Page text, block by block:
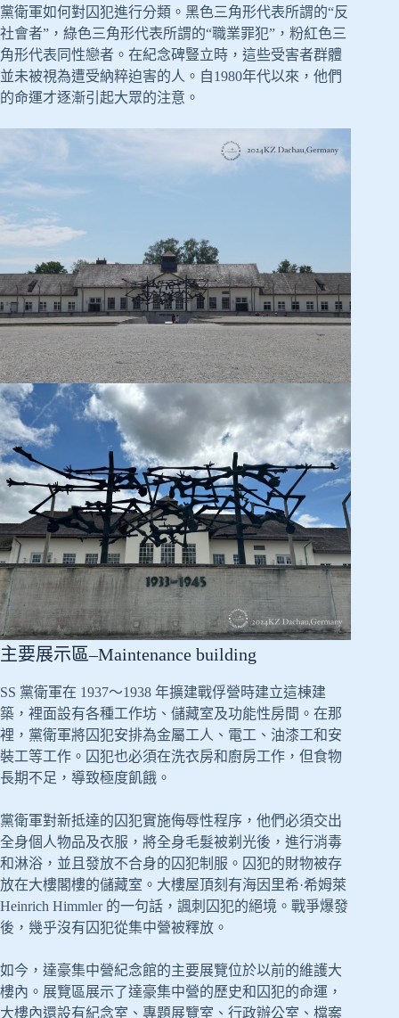
黨衛軍如何對囚犯進行分類。黑色三角形代表所謂的“反
社會者”，綠色三角形代表所謂的“職業罪犯”，粉紅色三
角形代表同性戀者。在紀念碑豎立時，這些受害者群體
並未被視為遭受納粹迫害的人。自1980年代以來，他們
的命運才逐漸引起大眾的注意。
主要展示區–Maintenance building
SS 黨衛軍在 1937～1938 年擴建戰俘營時建立這棟建
築，裡面設有各種工作坊、儲藏室及功能性房間。在那
裡，黨衛軍將囚犯安排為金屬工人、電工、油漆工和安
裝工等工作。囚犯也必須在洗衣房和廚房工作，但食物
長期不足，導致極度飢餓。
黨衛軍對新抵達的囚犯實施侮辱性程序，他們必須交出
全身個人物品及衣服，將全身毛髮被剃光後，進行消毒
和淋浴，並且發放不合身的囚犯制服。囚犯的財物被存
放在大樓閣樓的儲藏室。大樓屋頂刻有海因里希·希姆萊
Heinrich Himmler 的一句話，諷刺囚犯的絕境。戰爭爆發
後，幾乎沒有囚犯從集中營被釋放。
如今，達豪集中營紀念館的主要展覽位於以前的維護大
樓內。展覽區展示了達豪集中營的歷史和囚犯的命運，
大樓內還設有紀念室、專題展覽室、行政辦公室、檔案